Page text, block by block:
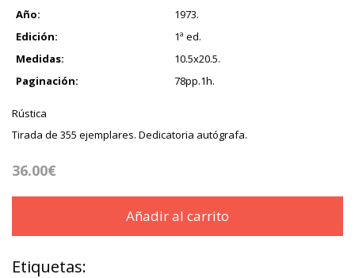
Año:
1973.
Edición:
1ª ed.
Medidas:
10.5x20.5.
Paginación:
78pp.1h.
Rústica
Tirada de 355 ejemplares. Dedicatoria autógrafa.
36.00€
Añadir al carrito
Etiquetas: